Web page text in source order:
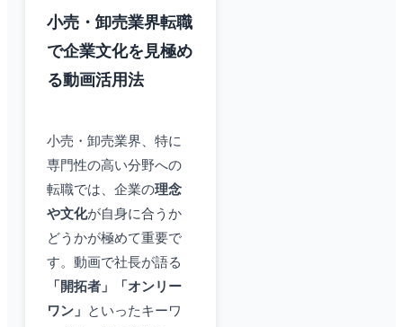
小売・卸売業界転職
で企業文化を見極め
る動画活用法
小売・卸売業界、特に
専門性の高い分野への
転職では、企業の理念
や文化が自身に合うか
どうかが極めて重要で
す。動画で社長が語る
「開拓者」「オンリー
ワン」
といったキーワ